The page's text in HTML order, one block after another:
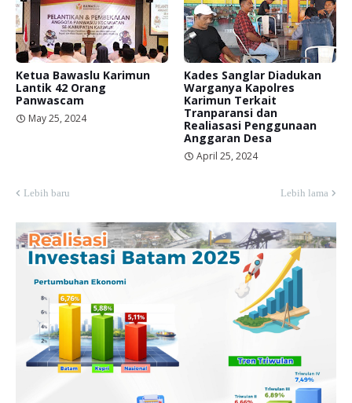
Ketua Bawaslu Karimun
Lantik 42 Orang
Panwascam
May 25, 2024
Kades Sanglar Diadukan
Warganya Kapolres
Karimun Terkait
Tranparansi dan
Realiasasi Penggunaan
Anggaran Desa
April 25, 2024
Lebih baru Lebih lama